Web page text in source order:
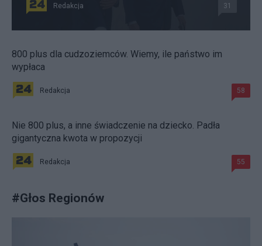
Redakcja 31
800 plus dla cudzoziemców. Wiemy, ile państwo im
wypłaca
Redakcja 58
Nie 800 plus, a inne świadczenie na dziecko. Padła
gigantyczna kwota w propozycji
Redakcja 55
#Głos Regionów